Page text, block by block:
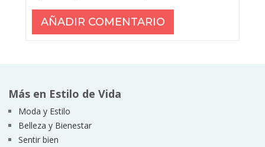
Más en Estilo de Vida
Moda y Estilo
Belleza y Bienestar
Sentir bien